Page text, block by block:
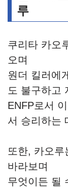
루
쿠리타 카오
오며
원더 킬러에
도 불구하고
ENFP로서
서 승리하는
또한, 카오
바라보며
무엇이든 될